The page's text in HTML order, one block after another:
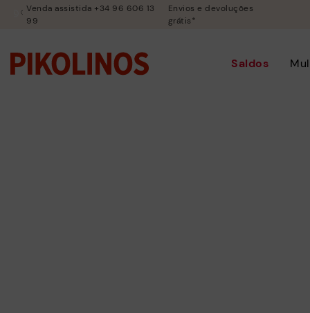
Venda assistida +34 96 606 13
99
Envios e devoluções
grátis*
Saldos